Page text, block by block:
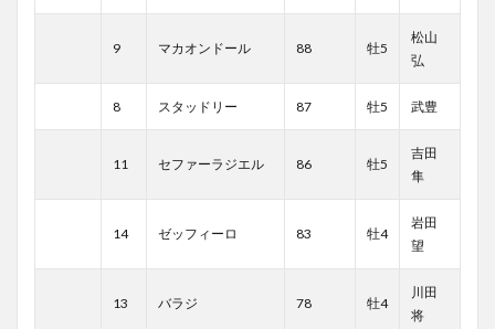
9 マカオンドール 88 牡5
松山
弘
8 スタッドリー 87 牡5 武豊
11 セファーラジエル 86 牡5
吉田
隼
14 ゼッフィーロ 83 牡4
岩田
望
13 バラジ 78 牡4
川田
将